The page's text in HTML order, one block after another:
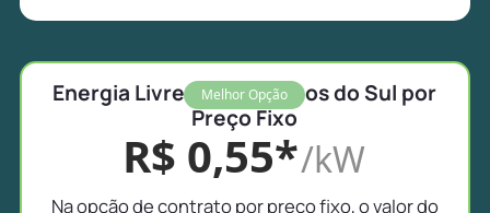
Melhor Opção
Energia Livre em Morrinhos do Sul por
Preço Fixo
R$ 0,55*/kW
Na opção de contrato por preço fixo, o valor do